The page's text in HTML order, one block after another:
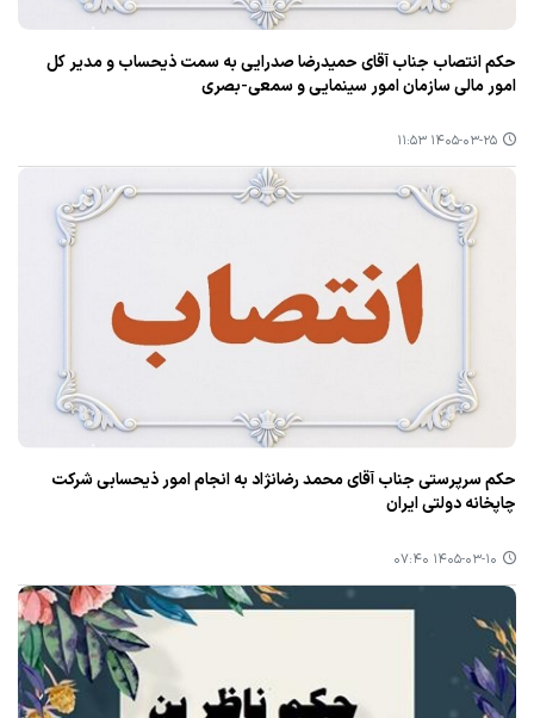
حکم انتصاب جناب آقای حمیدرضا صدرایی به سمت ذیحساب و مدیر کل
امور مالی سازمان امور سینمایی و سمعی-بصری
۱۴۰۵-۰۳-۲۵ ۱۱:۵۳
حکم سرپرستی جناب آقای محمد رضانژاد به انجام امور ذیحسابی‌ شرکت
چاپخانه دولتی ایران
۱۴۰۵-۰۳-۱۰ ۰۷:۴۰